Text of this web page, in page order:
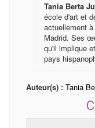
Tania Berta
école d'art et
actuellement
Madrid. Ses
qu'il implique
pays
Auteur(s) : Tania